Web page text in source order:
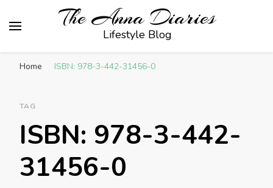
The Anna Diaries
Lifestyle Blog
Home ISBN: 978-3-442-31456-0
TAG
ISBN: 978-3-442-
31456-0